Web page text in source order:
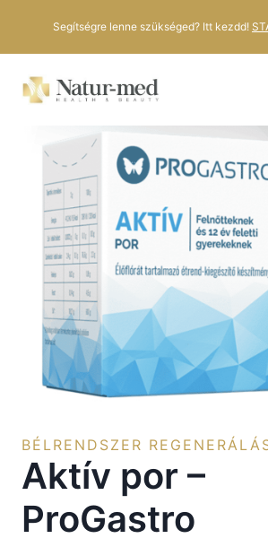
Segítségre lenne szükséged? Itt kezdd!
BÉLRENDSZER
Aktív por –
ProGastro